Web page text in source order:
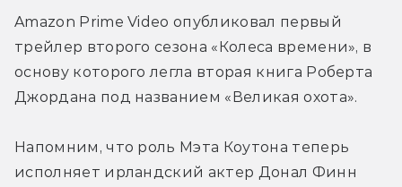
Amazon Prime Video опубликовал первый
трейлер второго сезона «Колеса времени», в
основу которого легла вторая книга Роберта
Джордана под названием «Великая охота».
Напомним, что роль Мэта Коутона теперь
исполняет ирландский актер Донал Финн